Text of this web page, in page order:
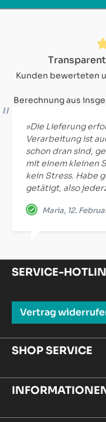
Durchschnittliche
Kunden bewerteten
Berechnung aus
»Die Lieferung
Verarbeitung ist
schon dran sind,
mit einem kleinen
kein Stress. Habe
getätigt, also
Maria, 12.
SERVICE-
Vertrag
SHOP SERVICE